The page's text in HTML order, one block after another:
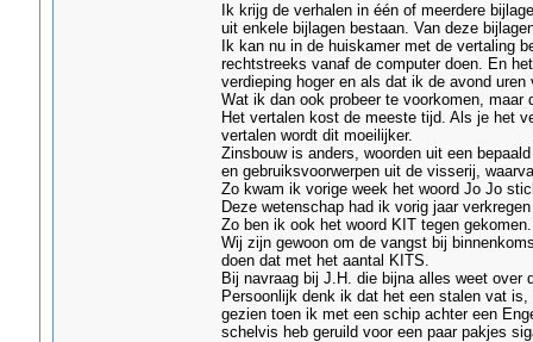
Ik krijg de verhalen in één of meerdere
uit enkele bijlagen bestaan. Van deze
Ik kan nu in de huiskamer met de vertaling
rechtstreeks vanaf de computer doen. En
verdieping hoger en als dat ik de avond
Wat ik dan ook probeer te voorkomen, maar
Het vertalen kost de meeste tijd. Als je het
vertalen wordt dit moeilijker.
Zinsbouw is anders, woorden uit een
en gebruiksvoorwerpen uit de visserij,
Zo kwam ik vorige week het woord Jo Jo
Deze wetenschap had ik vorig jaar
Zo ben ik ook het woord KIT tegen gekomen.
Wij zijn gewoon om de vangst bij
doen dat met het aantal KITS.
Bij navraag bij J.H. die bijna alles weet
Persoonlijk denk ik dat het een stalen vat
gezien toen ik met een schip achter een
schelvis heb geruild voor een paar pakjes